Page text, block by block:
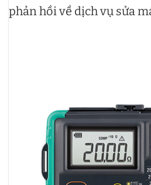
phản hồi về dịch vụ sửa